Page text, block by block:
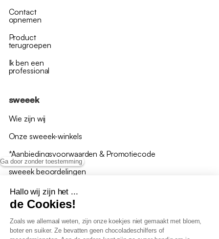
Ga door zonder toestemming
Hallo wij zijn het ...
de Cookies!
Zoals we allemaal weten, zijn onze koekjes niet gemaakt met bloem,
boter en suiker. Ze bevatten geen chocoladeschilfers of
Contact
opnemen
Product
terugroepen
Ik ben een
professional
sweeek
Wie zijn wij
Onze sweeek-winkels
*Aanbiedingsvoorwaarden & Promotiecode
sweeek beoordelingen
Algemene verkoopsvoorwaarden